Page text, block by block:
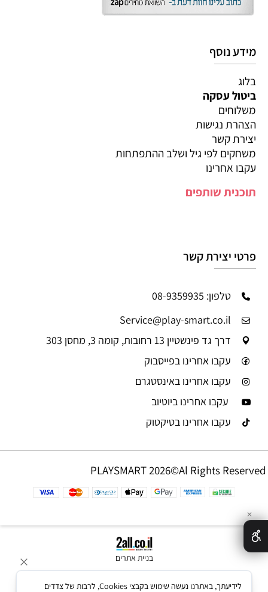
מידע נוסף
בלוג
ביטול עסקה
משלוחים
הצהרת נגישות
יצירת קשר
משחקים לפי גיל ושלב ההתפתחות
עקבו אחרינו
תוכנית שותפים
פרטי יצירת קשר
טלפון: 08-9359935
Service@play-smart.co.il
דרך גד פינשטיין 13 רחובות, קומה 3, מחסן 303
עקבו אחרינו בפייסבוק
עקבו אחרינו באינסטגרם
עקבו אחרינו ביוטיוב
עקבו אחרינו בטיקטוק
PLAYSMART 2026©Al Rights Reserved
בניית אתרים
✕
לידיעתך, באתרנו נעשה שימוש בקבצי Cookies, לרבות של צדדים